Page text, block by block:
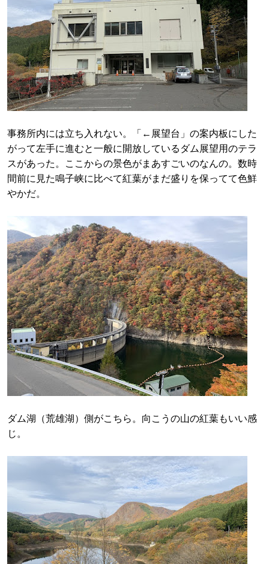
事務所内には立ち入れない。「←展望台」の案内板にした
がって左手に進むと一般に開放しているダム展望用のテラ
スがあった。ここからの景色がまあすごいのなんの。数時
間前に見た鳴子峡に比べて紅葉がまだ盛りを保ってて色鮮
やかだ。
ダム湖（荒雄湖）側がこちら。向こうの山の紅葉もいい感
じ。